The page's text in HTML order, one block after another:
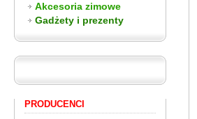
Akcesoria zimowe
Gadżety i prezenty
PRODUCENCI